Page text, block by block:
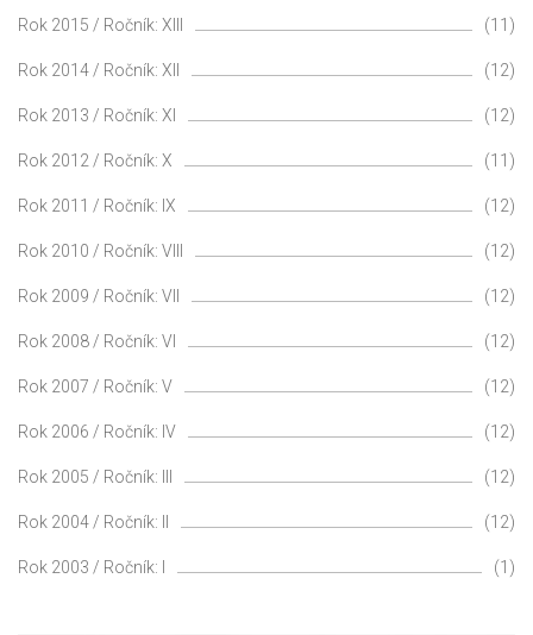
Rok 2015 / Ročník: XIII (11)
Rok 2014 / Ročník: XII (12)
Rok 2013 / Ročník: XI (12)
Rok 2012 / Ročník: X (11)
Rok 2011 / Ročník: IX (12)
Rok 2010 / Ročník: VIII (12)
Rok 2009 / Ročník: VII (12)
Rok 2008 / Ročník: VI (12)
Rok 2007 / Ročník: V (12)
Rok 2006 / Ročník: IV (12)
Rok 2005 / Ročník: III (12)
Rok 2004 / Ročník: II (12)
Rok 2003 / Ročník: I (1)